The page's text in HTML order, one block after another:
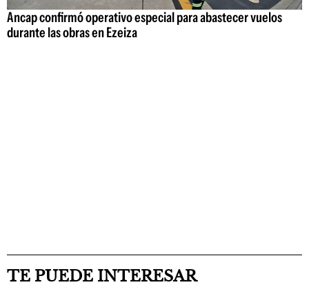
Ancap confirmó operativo especial para abastecer vuelos
durante las obras en Ezeiza
TE PUEDE INTERESAR